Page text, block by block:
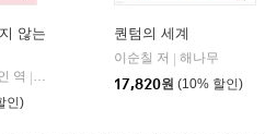
않는
역 |
인)
퀀텀의 세계
이순칠 저 | 해나무
17,820원 (10% 할인)